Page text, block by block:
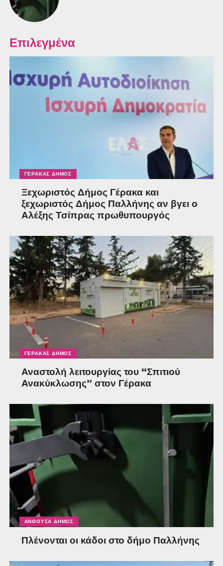
Επιλεγμένα
ΓΈΡΑΚΑΣ ΔΉΜΟΣ
Ξεχωριστός Δήμος Γέρακα και
ξεχωριστός Δήμος Παλλήνης αν βγει ο
Αλέξης Τσίπρας πρωθυπουργός
ΓΈΡΑΚΑΣ ΔΉΜΟΣ
Αναστολή λειτουργίας του “Σπιτιού
Ανακύκλωσης” στον Γέρακα
ΑΝΘΟΎΣΑ ΔΉΜΟΣ
Πλένονται οι κάδοι στο δήμο Παλλήνης